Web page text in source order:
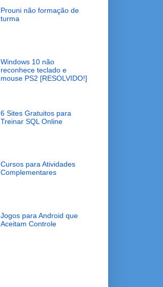
Prouni não formação de
turma
Windows 10 não
reconhece teclado e
mouse PS2 [RESOLVIDO!]
6 Sites Gratuitos para
Treinar SQL Online
Cursos para Atividades
Complementares
Jogos para Android que
Aceitam Controle